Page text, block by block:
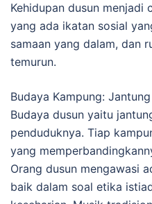
Kehidupan dusun menjadi
yang ada ikatan sosial
samaan yang dalam, dan
temurun.
Budaya Kampung:
Budaya dusun yaitu
penduduknya. Tiap
yang
Orang dusun mengawasi
baik dalam soal etika